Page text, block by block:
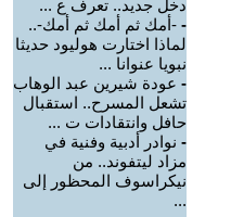
دخل جديد.. تعرف ع ...
- -أمك ثم أمك ثم أمك-..
لماذا اختارت هوليود حديثا
نبويا عنوانا ...
- عودة شيرين عبد الوهاب
تشعل المسرح.. استقبال
حافل وانتقادات ت ...
- نوادر أدبية وفنية في
مزاد ليتفوند.. من
نيكراسوف المحظور إلى
...